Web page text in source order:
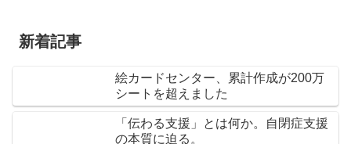
新着記事
絵カードセンター、累計作成が200万
シートを超えました
「伝わる支援」とは何か。自閉症支援
の本質に迫る。